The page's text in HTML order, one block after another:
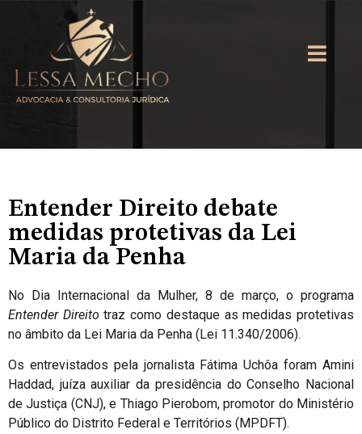
Entender Direito debate
medidas protetivas da Lei
Maria da Penha
No Dia Internacional da Mulher, 8 de março, o programa
Entender Direito traz como destaque as medidas protetivas
no âmbito da Lei Maria da Penha (Lei 11.340/2006).
Os entrevistados pela jornalista Fátima Uchôa foram Amini
Haddad, juíza auxiliar da presidência do Conselho Nacional
de Justiça (CNJ), e Thiago Pierobom, promotor do Ministério
Público do Distrito Federal e Territórios (MPDFT).